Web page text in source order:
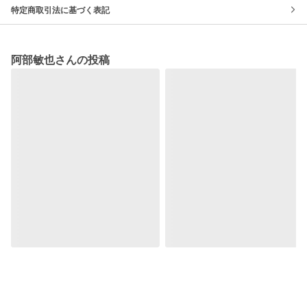
特定商取引法に基づく表記
阿部敏也さんの投稿